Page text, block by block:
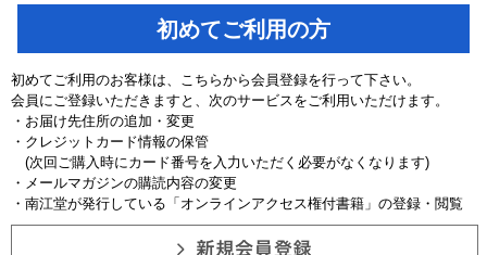
初めてご利用の方
初めてご利用のお客様は、こちらから会員登録を行って下さい。
会員にご登録いただきますと、次のサービスをご利用いただけます。
・お届け先住所の追加・変更
・クレジットカード情報の保管
(次回ご購入時にカード番号を入力いただく必要がなくなります)
・メールマガジンの購読内容の変更
・南江堂が発行している「オンラインアクセス権付書籍」の登録・閲覧